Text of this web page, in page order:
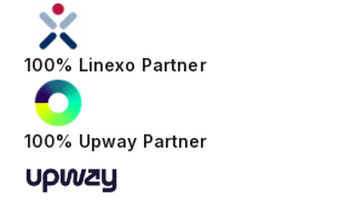
100% Upway Partner
100% Linexo Partner